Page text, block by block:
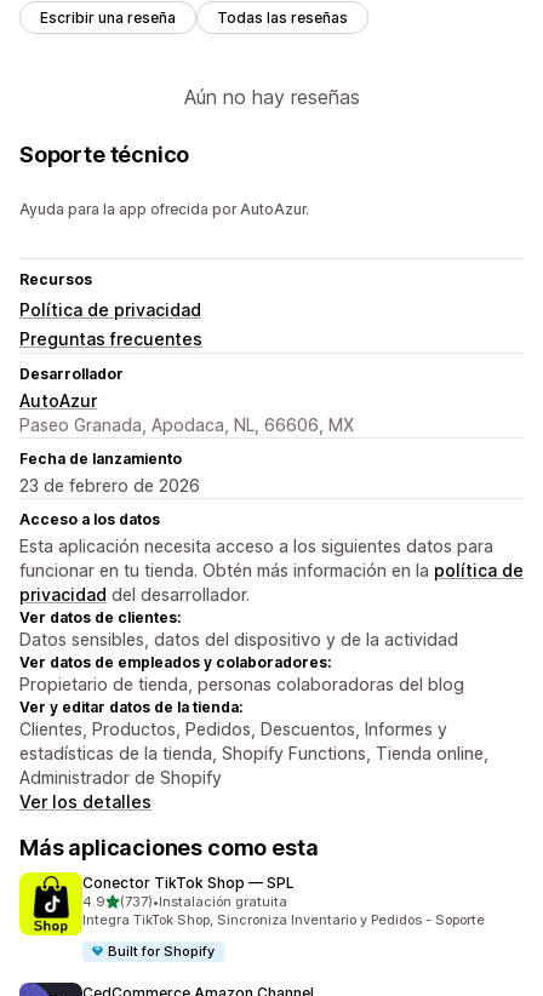
Escribir una reseña Todas las reseñas
Aún no hay reseñas
Soporte técnico
Ayuda para la app ofrecida por AutoAzur.
Recursos
Política de privacidad
Preguntas frecuentes
Desarrollador
AutoAzur
Paseo Granada, Apodaca, NL, 66606, MX
Fecha de lanzamiento
23 de febrero de 2026
Acceso a los datos
Esta aplicación necesita acceso a los siguientes datos para
funcionar en tu tienda. Obtén más información en la política de
privacidad del desarrollador.
Ver datos de clientes:
Datos sensibles, datos del dispositivo y de la actividad
Ver datos de empleados y colaboradores:
Propietario de tienda, personas colaboradoras del blog
Ver y editar datos de la tienda:
Clientes, Productos, Pedidos, Descuentos, Informes y
estadísticas de la tienda, Shopify Functions, Tienda online,
Administrador de Shopify
Ver los detalles
Más aplicaciones como esta
Conector TikTok Shop — SPL
4.9de 5 estrellas
(737)
737 reseñas en total
•Instalación gratuita
Integra TikTok Shop, Sincroniza Inventario y Pedidos - Soporte
Built for Shopify